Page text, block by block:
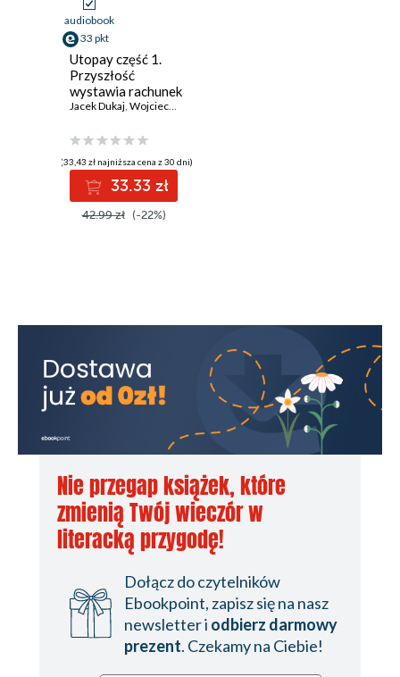
audiobook
33 pkt
Utopay część 1.
Przyszłość
wystawia rachunek
Jacek Dukaj, Wojciech Chmielarz
(33,43 zł najniższa cena z 30 dni)
33.33 zł
42.99 zł (-22%)
Nie przegap książek, które
zmienią Twój wieczór w
literacką przygodę!
Dołącz do czytelników
Ebookpoint, zapisz się na nasz
newsletter i odbierz darmowy
prezent. Czekamy na Ciebie!